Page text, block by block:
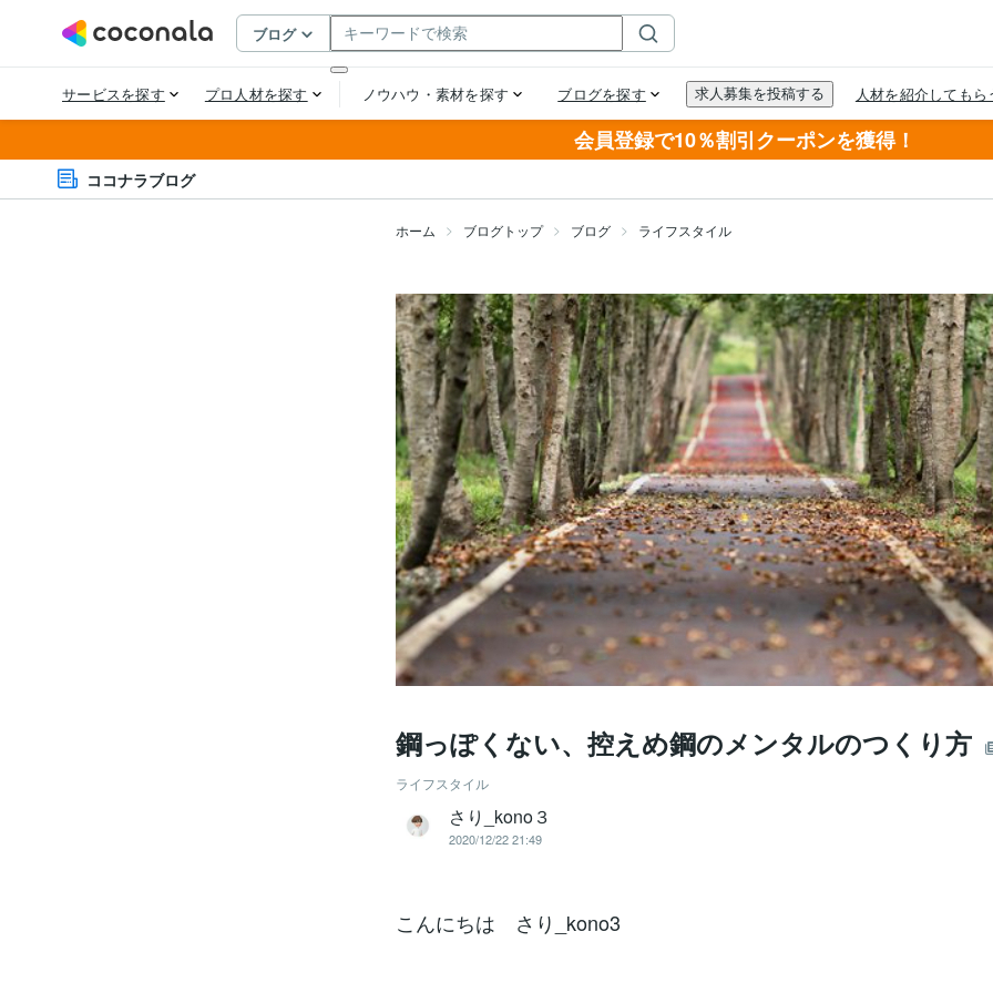
会員登録で10％割引クーポンを獲得！
ココナラブログ
ホーム ブログトップ ブログ ライフスタイル
鋼っぽくない、控えめ鋼のメンタルのつくり方
ライフスタイル
さり_kono３
2020/12/22 21:49
こんにちは さり_kono3